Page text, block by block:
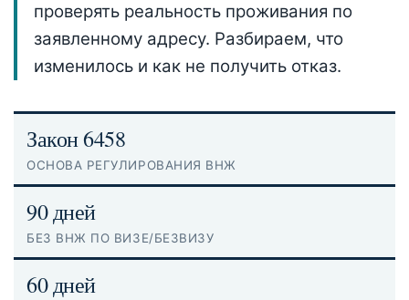
проверять реальность проживания по
заявленному адресу. Разбираем, что
изменилось и как не получить отказ.
Закон 6458
ОСНОВА РЕГУЛИРОВАНИЯ ВНЖ
90 дней
БЕЗ ВНЖ ПО ВИЗЕ/БЕЗВИЗУ
60 дней